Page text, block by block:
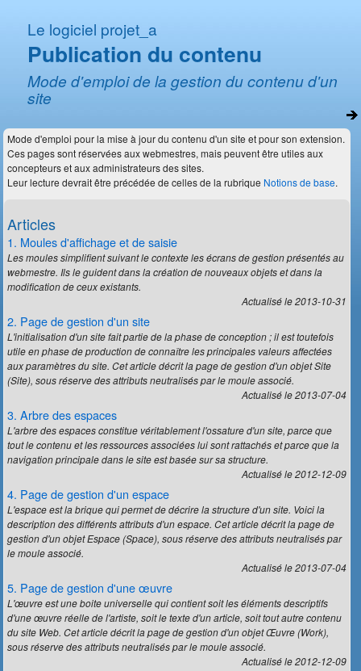
Le logiciel projet_a
Publication du contenu
Mode d'emploi de la gestion du contenu d'un
site
Mode d'emploi pour la mise à jour du contenu d'un site et pour son extension.
Ces pages sont réservées aux webmestres, mais peuvent être utiles aux
concepteurs et aux administrateurs des sites.
Leur lecture devrait être précédée de celles de la rubrique Notions de base.
Articles
1. Moules d'affichage et de saisie
Les moules simplifient suivant le contexte les écrans de gestion présentés au
webmestre. Ils le guident dans la création de nouveaux objets et dans la
modification de ceux existants.
Actualisé le 2013-10-31
2. Page de gestion d'un site
L'initialisation d'un site fait partie de la phase de conception ; il est toutefois
utile en phase de production de connaître les principales valeurs affectées
aux paramètres du site. Cet article décrit la page de gestion d'un objet Site
(Site), sous réserve des attributs neutralisés par le moule associé.
Actualisé le 2013-07-04
3. Arbre des espaces
L'arbre des espaces constitue véritablement l'ossature d'un site, parce que
tout le contenu et les ressources associées lui sont rattachés et parce que la
navigation principale dans le site est basée sur sa structure.
Actualisé le 2012-12-09
4. Page de gestion d'un espace
L'espace est la brique qui permet de décrire la structure d'un site. Voici la
description des différents attributs d'un espace. Cet article décrit la page de
gestion d'un objet Espace(Space), sous réserve des attributs neutralisés par
le moule associé.
Actualisé le 2013-07-04
5. Page de gestion d'une œuvre
L'œuvre est une boite universelle qui contient soit les éléments descriptifs
d'une œuvre réelle de l'artiste, soit le texte d'un article, soit tout autre contenu
du site Web. Cet article décrit la page de gestion d'un objet Œuvre(Work),
sous réserve des attributs neutralisés par le moule associé.
Actualisé le 2012-12-09